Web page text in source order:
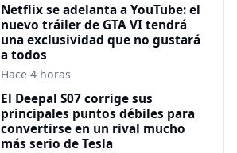
Netflix se adelanta a YouTube: el
nuevo tráiler de GTA VI tendrá
una exclusividad que no gustará
a todos
Hace 4 horas
El Deepal S07 corrige sus
principales puntos débiles para
convertirse en un rival mucho
más serio de Tesla